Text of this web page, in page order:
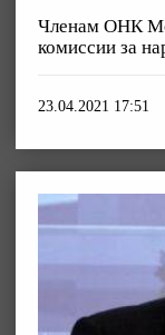
Членам ОНК
комиссии за
23.04.2021 17:51